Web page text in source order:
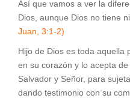
Así que vamos a ver la
Dios, aunque Dios no tiene
Juan, 3:1-2)
Hijo de Dios es toda aquella
en su corazón y lo acepta
Salvador y Señor, para
dando testimonio con su